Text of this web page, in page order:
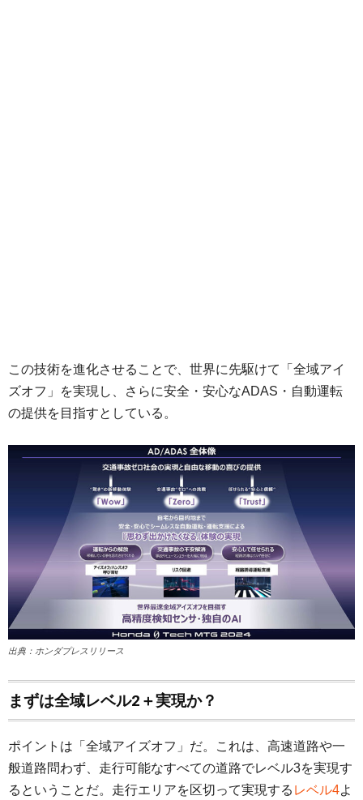
この技術を進化させることで、世界に先駆けて「全域アイ
ズオフ」を実現し、さらに安全・安心なADAS・自動運転
の提供を目指すとしている。
出典：ホンダプレスリリース
まずは全域レベル2＋実現か？
ポイントは「全域アイズオフ」だ。これは、高速道路や一
般道路問わず、走行可能なすべての道路でレベル3を実現す
るということだ。走行エリアを区切って実現する レベル4よ